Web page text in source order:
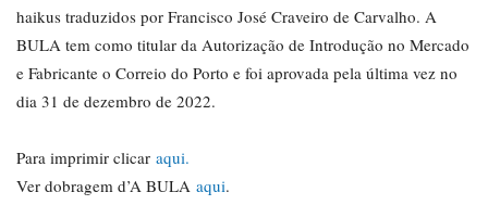
haikus traduzidos por Francisco José Craveiro de Carvalho. A
BULA tem como titular da Autorização de Introdução no Mercado
e Fabricante o Correio do Porto e foi aprovada pela última vez no
dia 31 de dezembro de 2022.
Para imprimir clicar aqui.
Ver dobragem d’A BULA aqui.